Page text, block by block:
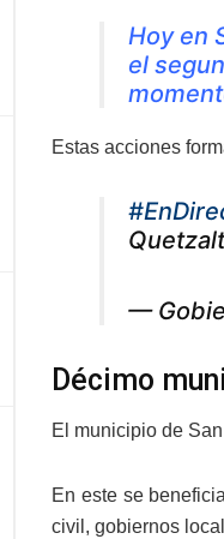
Hoy en
el
Estas acciones
—
Décimo
El municipio de
En este se
civil, gobiernos